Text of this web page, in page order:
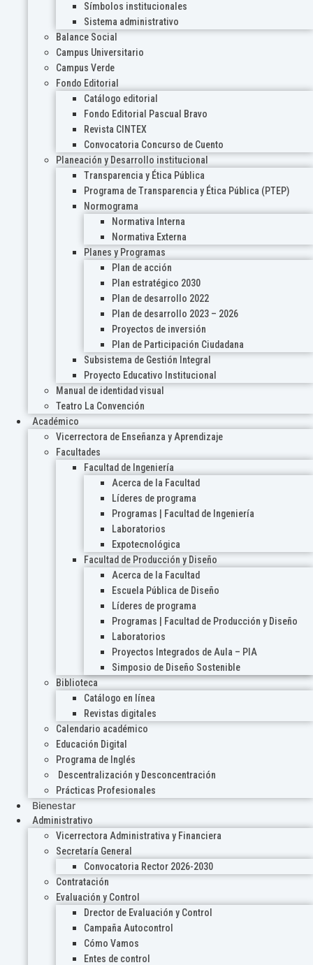
Símbolos institucionales
Sistema administrativo
Balance Social
Campus Universitario
Campus Verde
Fondo Editorial
Catálogo editorial
Fondo Editorial Pascual Bravo
Revista CINTEX
Convocatoria Concurso de Cuento
Planeación y Desarrollo institucional
Transparencia y Ética Pública
Programa de Transparencia y Ética Pública (PTEP)
Normograma
Normativa Interna
Normativa Externa
Planes y Programas
Plan de acción
Plan estratégico 2030
Plan de desarrollo 2022
Plan de desarrollo 2023 – 2026
Proyectos de inversión
Plan de Participación Ciudadana
Subsistema de Gestión Integral
Proyecto Educativo Institucional
Manual de identidad visual
Teatro La Convención
Académico
Vicerrectora de Enseñanza y Aprendizaje
Facultades
Facultad de Ingeniería
Acerca de la Facultad
Líderes de programa
Programas | Facultad de Ingeniería
Laboratorios
Expotecnológica
Facultad de Producción y Diseño
Acerca de la Facultad
Escuela Pública de Diseño
Líderes de programa
Programas | Facultad de Producción y Diseño
Laboratorios
Proyectos Integrados de Aula – PIA
Simposio de Diseño Sostenible
Biblioteca
Catálogo en línea
Revistas digitales
Calendario académico
Educación Digital
Programa de Inglés
Descentralización y Desconcentración
Prácticas Profesionales
Bienestar
Administrativo
Vicerrectora Administrativa y Financiera
Secretaría General
Convocatoria Rector 2026-2030
Contratación
Evaluación y Control
Drector de Evaluación y Control
Campaña Autocontrol
Cómo Vamos
Entes de control